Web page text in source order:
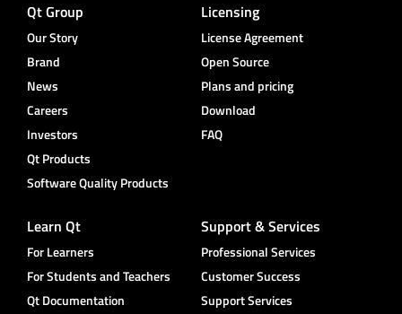
Qt Group
Our Story
Brand
News
Careers
Investors
Qt Products
Software Quality Products
Licensing
License Agreement
Open Source
Plans and pricing
Download
FAQ
Learn Qt
For Learners
For Students and Teachers
Qt Documentation
Support & Services
Professional Services
Customer Success
Support Services